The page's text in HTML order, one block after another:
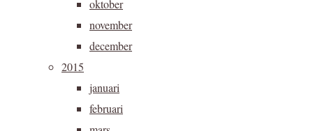
oktober
november
december
2015
januari
februari